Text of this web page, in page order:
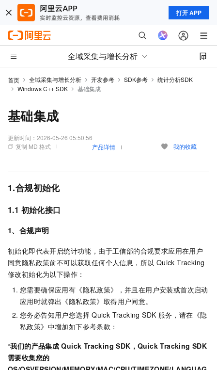
打开 APP
全域采集与增长分析
首页 全域采集与增长分析 开发参考 SDK参考
统计分析SDK
Windows C++ SDK
基础集成
基础集成
更新时间： 2026-05-26 05:50:56
复制 MD 格式
产品详情 我的收藏
1.合规初始化
1.1 初始化接口
1、合规声明
初始化即代表开启统计功能， 由于工信部的合规要求应用在用户
同意隐私政策前不可以获取任何个人信息，所以 Quick Tracking
修改初始化为以下操作：
您需要确保应用有《隐私政策》，并且在用户安装或首次启动
应用时就弹出《隐私政策》取得用户同意。
您务必告知用户您选择 Quick Tracking SDK 服务，请在《隐
私政策》中增加如下参考条款：
“我们的产品集成 Quick Tracking SDK，Quick Tracking SDK
需要收集您的